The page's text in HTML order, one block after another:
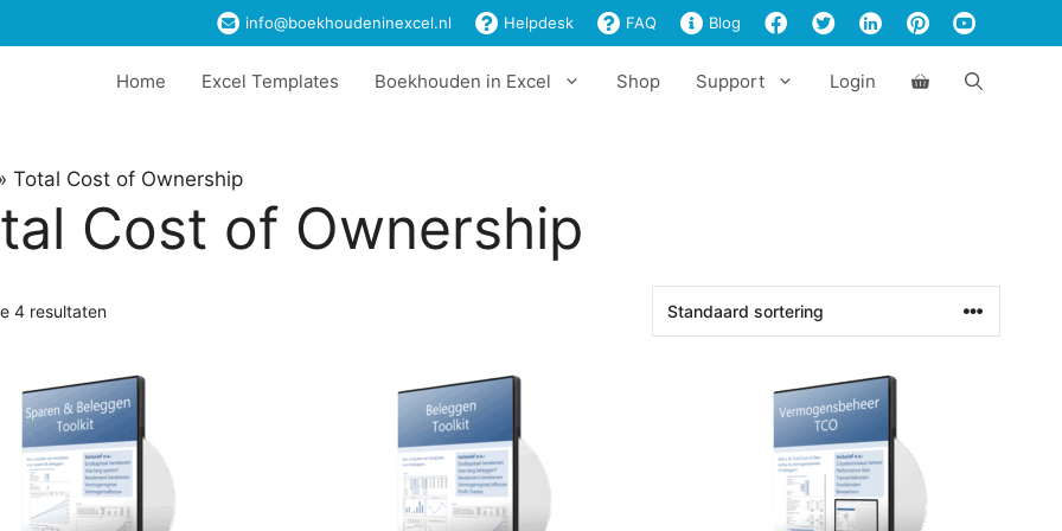
info@boekhoudeninexcel.nl Helpdesk FAQ Blog
Home Excel Templates Boekhouden in Excel Shop Support Login
Total Cost of Ownership
Cost of Ownership
4 resultaten